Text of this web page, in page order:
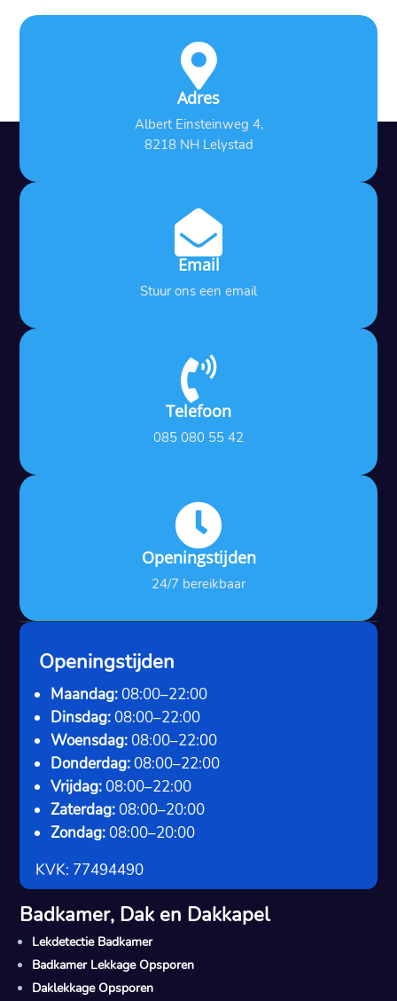

Adres
Albert Einsteinweg 4,
8218 NH Lelystad

Email
Stuur ons een email

Telefoon
085 080 55 42

Openingstijden
24/7 bereikbaar
Openingstijden
Maandag: 08:00–22:00
Dinsdag: 08:00–22:00
Woensdag: 08:00–22:00
Donderdag: 08:00–22:00
Vrijdag: 08:00–22:00
Zaterdag: 08:00–20:00
Zondag: 08:00–20:00
KVK: 77494490
Badkamer, Dak en Dakkapel
Lekdetectie Badkamer
Badkamer Lekkage Opsporen
Daklekkage Opsporen